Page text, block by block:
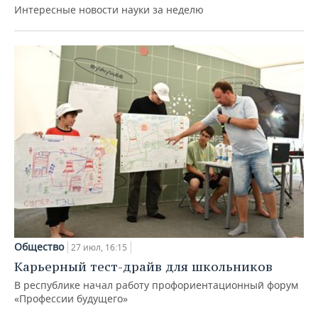
Интересные новости науки за неделю
Общество 27 июл, 16:15
Карьерный тест-драйв для школьников
В республике начал работу профориентационный форум
«Профессии будущего»